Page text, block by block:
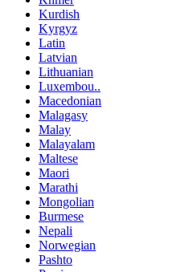
Kurdish
Kyrgyz
Latin
Latvian
Lithuanian
Luxembou..
Macedonian
Malagasy
Malay
Malayalam
Maltese
Maori
Marathi
Mongolian
Burmese
Nepali
Norwegian
Pashto